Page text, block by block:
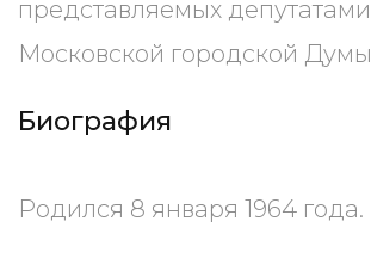
представляемых депутатами
Московской городской Думы
Биография
Родился 8 января 1964 года.